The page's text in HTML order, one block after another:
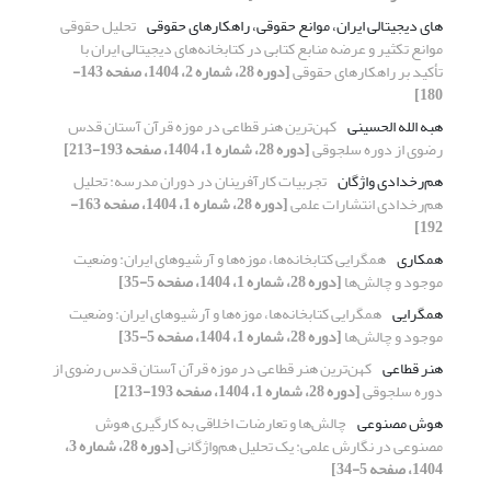
های دیجیتالی ایران، موانع حقوقی، راهکارهای حقوقی تحلیل حقوقی
موانع تکثیر و عرضه منابع کتابی در کتابخانه‌های دیجیتالی ایران با
تأکید بر راهکارهای حقوقی [دوره 28، شماره 2، 1404، صفحه 143-
180]
هبه الله الحسینی کهن‌ترین هنر قطاعی در موزه قرآن آستان قدس
رضوی از دوره سلجوقی[دوره 28، شماره 1، 1404، صفحه 193-213]
هم‌رخدادی واژگان تجربیات کارآفرینان در دوران مدرسه: تحلیل
هم‌رخدادی انتشارات علمی [دوره 28، شماره 1، 1404، صفحه 163-
192]
همکاری همگرایی کتابخانه‌ها، موزه‌ها و آرشیوهای ایران: وضعیت
موجود و چالش‏‌ها[دوره 28، شماره 1، 1404، صفحه 5-35]
همگرایی همگرایی کتابخانه‌ها، موزه‌ها و آرشیوهای ایران: وضعیت
موجود و چالش‏‌ها[دوره 28، شماره 1، 1404، صفحه 5-35]
هنر قطاعی کهن‌ترین هنر قطاعی در موزه قرآن آستان قدس رضوی از
دوره سلجوقی[دوره 28، شماره 1، 1404، صفحه 193-213]
هوش مصنوعی چالش‌ها و تعارضات اخلاقی به‌ کارگیری هوش
مصنوعی در نگارش علمی: یک تحلیل هم‌واژگانی [دوره 28، شماره 3،
1404، صفحه 5-34]